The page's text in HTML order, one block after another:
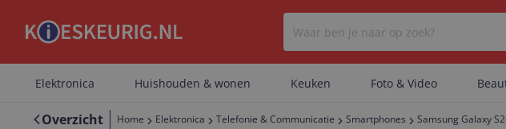
Elektronica Huishouden & wonen Keuken Foto & Video
Overzicht Home Elektronica Telefonie & Communicatie Smartphones Samsung Galaxy